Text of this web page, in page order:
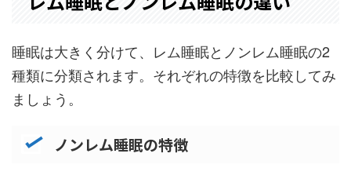
睡眠は大きく分けて、レム睡眠とノンレム睡眠の2
種類に分類されます。それぞれの特徴を比較してみ
ましょう。
ノンレム睡眠の特徴